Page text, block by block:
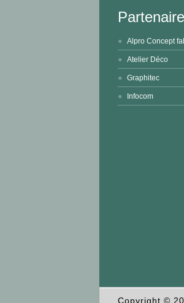
Alpro Concept
Atelier Déco
Graphitec
Infocom
Copyright ©